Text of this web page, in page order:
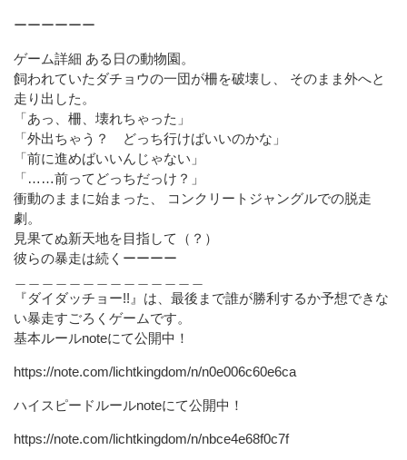
ーーーーーー
ゲーム詳細 ある日の動物園。
飼われていたダチョウの一団が柵を破壊し、 そのまま外へと
走り出した。
「あっ、柵、壊れちゃった」
「外出ちゃう？ どっち行けばいいのかな」
「前に進めばいいんじゃない」
「……前ってどっちだっけ？」
衝動のままに始まった、 コンクリートジャングルでの脱走
劇。
見果てぬ新天地を目指して（？）
彼らの暴走は続くーーーー
『ダイダッチョー!!』は、最後まで誰が勝利するか予想できな
い暴走すごろくゲームです。
基本ルールnoteにて公開中！
https://note.com/lichtkingdom/n/n0e006c60e6ca
ハイスピードルールnoteにて公開中！
https://note.com/lichtkingdom/n/nbce4e68f0c7f